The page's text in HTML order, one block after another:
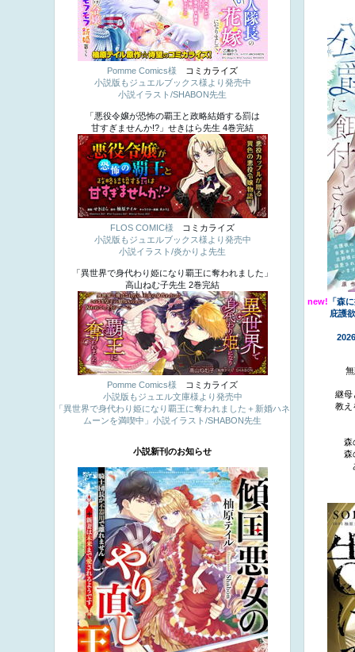
Pomme Comics様
コミカライズ
小説版もジュエルブックス様より発売中
小説イラスト/SHABON先生
「悪役令嬢が恐怖の覇王と政略結婚する罰は
甘すぎませんか!?」せきはら先生 4巻完結
FLOS COMIC様
コミカライズ
小説版もジュエルブックス様より発売中
小説イラスト/炎かりよ先生
「異世界で身代わり姫になり覇王に奪われました」
高山ねむ子先生 2巻完結
Pomme Comics様
コミカライズ
小説版もジュエル文庫様より発売中
「異世界で身代わり姫になり覇王に奪われました＋新婚ハネ
ムーンを満喫中」小説イラスト/SHABON先生
小説新刊のお知らせ
new! 「森
庇護
継母
教え
森
森